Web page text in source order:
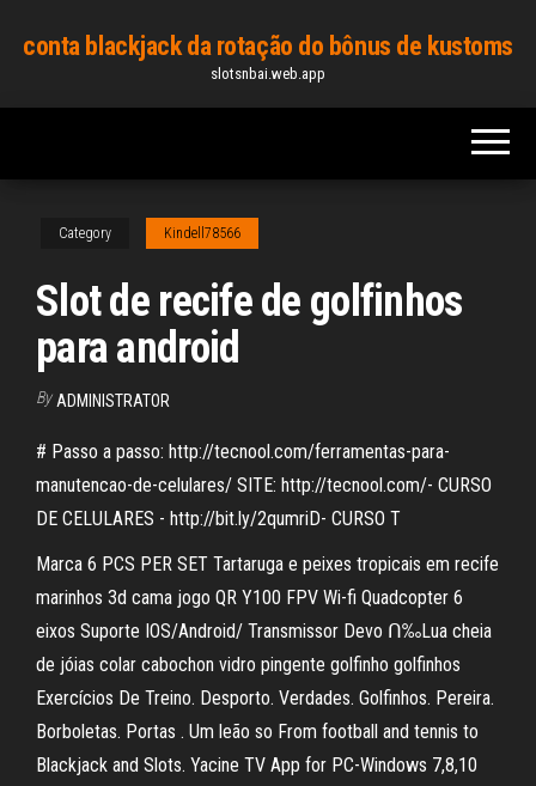
content
conta blackjack da rotação do bônus de kustoms
slotsnbai.web.app
Category Kindell78566
Slot de recife de golfinhos
para android
By ADMINISTRATOR
# Passo a passo: http://tecnool.com/ferramentas-para-
manutencao-de-celulares/ SITE: http://tecnool.com/- CURSO
DE CELULARES - http://bit.ly/2qumriD- CURSO T
Marca 6 PCS PER SET Tartaruga e peixes tropicais em recife
marinhos 3d cama jogo QR Y100 FPV Wi-fi Quadcopter 6
eixos Suporte IOS/Android/ Transmissor Devo ᑎ‰Lua cheia
de jóias colar cabochon vidro pingente golfinho golfinhos
Exercícios De Treino. Desporto. Verdades. Golfinhos. Pereira.
Borboletas. Portas . Um leão so From football and tennis to
Blackjack and Slots. Yacine TV App for PC-Windows 7,8,10